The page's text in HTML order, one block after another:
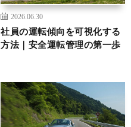
2026.06.30
社員の運転傾向を可視化する
方法｜安全運転管理の第一歩